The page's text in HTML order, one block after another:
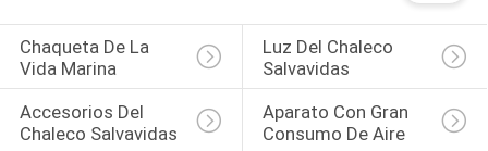
Chaqueta De La
Vida Marina
Luz Del Chaleco
Salvavidas
Accesorios Del
Chaleco Salvavidas
Aparato Con Gran
Consumo De Aire